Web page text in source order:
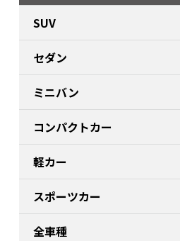
SUV
セダン
ミニバン
コンパクトカー
軽カー
スポーツカー
全車種